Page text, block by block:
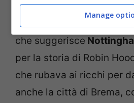
solo per un weekend
Europa anche Daniela di
che suggerisce
per la storia di Robin
che rubava ai ricchi per
anche la città di Brema,
Manage